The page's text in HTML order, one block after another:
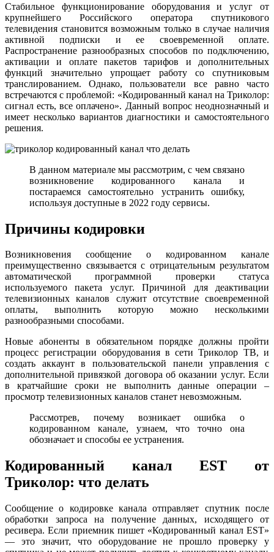
Стабильное функционирование оборудования и услуг от
крупнейшего Российского оператора спутникового
телевидения становится возможным только в случае наличия
активной подписки и ее своевременной оплате.
Распространение разнообразных способов по подключению,
активации и оплате пакетов тарифов и дополнительных
функций значительно упрощает работу со спутниковым
транслированием. Однако, пользователи все равно часто
встречаются с проблемой: «Кодированный канал на Триколор:
сигнал есть, все оплачено». Данный вопрос неоднозначный и
имеет несколько вариантов диагностики и самостоятельного
решения.
В данном материале мы рассмотрим, с чем связано
возникновение кодированного канала и
постараемся самостоятельно устранить ошибку,
используя доступные в 2022 году сервисы.
Причины кодировки
Возникновения сообщение о кодированном канале
преимущественно связывается с отрицательным результатом
автоматической программной проверки статуса
используемого пакета услуг. Причиной для деактивации
телевизионных каналов служит отсутствие своевременной
оплаты, выполнить которую можно несколькими
разнообразными способами.
Новые абоненты в обязательном порядке должны пройти
процесс регистрации оборудования в сети Триколор ТВ, и
создать аккаунт в пользовательской панели управления с
дополнительной привязкой договора об оказании услуг. Если
в кратчайшие сроки не выполнить данные операции –
просмотр телевизионных каналов станет невозможным.
Рассмотрев, почему возникает ошибка о
кодированном канале, узнаем, что точно она
обозначает и способы ее устранения.
Кодированный канал EST от
Триколор: что делать
Сообщение о кодировке канала отправляет спутник после
обработки запроса на получение данных, исходящего от
ресивера. Если приемник пишет «Кодированный канал EST»
— это значит, что оборудование не прошло проверку у